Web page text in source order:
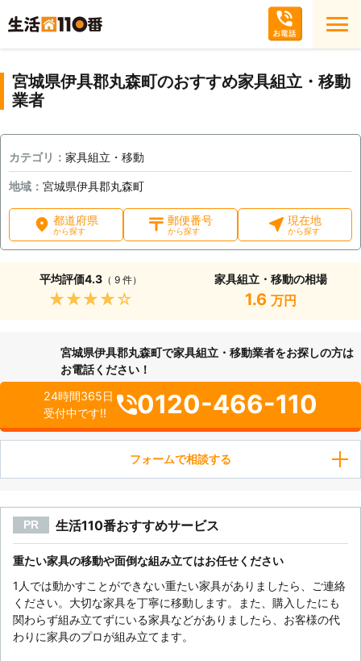
宮城県伊具郡丸森町のおすすめ家具組立・移動
業者
カテゴリ： 家具組立・移動
地域： 宮城県伊具郡丸森町
都道府県
から探す
郵便番号
から探す
現在地
から探す
平均評価4.3（ 9 件）
★★★★★
家具組立・移動の相場
1.6 万円
宮城県伊具郡丸森町で家具組立・移動業者をお探しの方は
お電話ください！
24時間365日
受付中です!!
0120-466-110
フォームで相談する
PR 生活110番おすすめサービス
重たい家具の移動や面倒な組み立てはお任せください
1人では動かすことができない重たい家具がありましたら、ご連絡
ください。大切な家具を丁寧に移動します。また、購入したにも
関わらず組み立てずにいる家具などがありましたら、お客様の代
わりに家具のプロが組み立てます。